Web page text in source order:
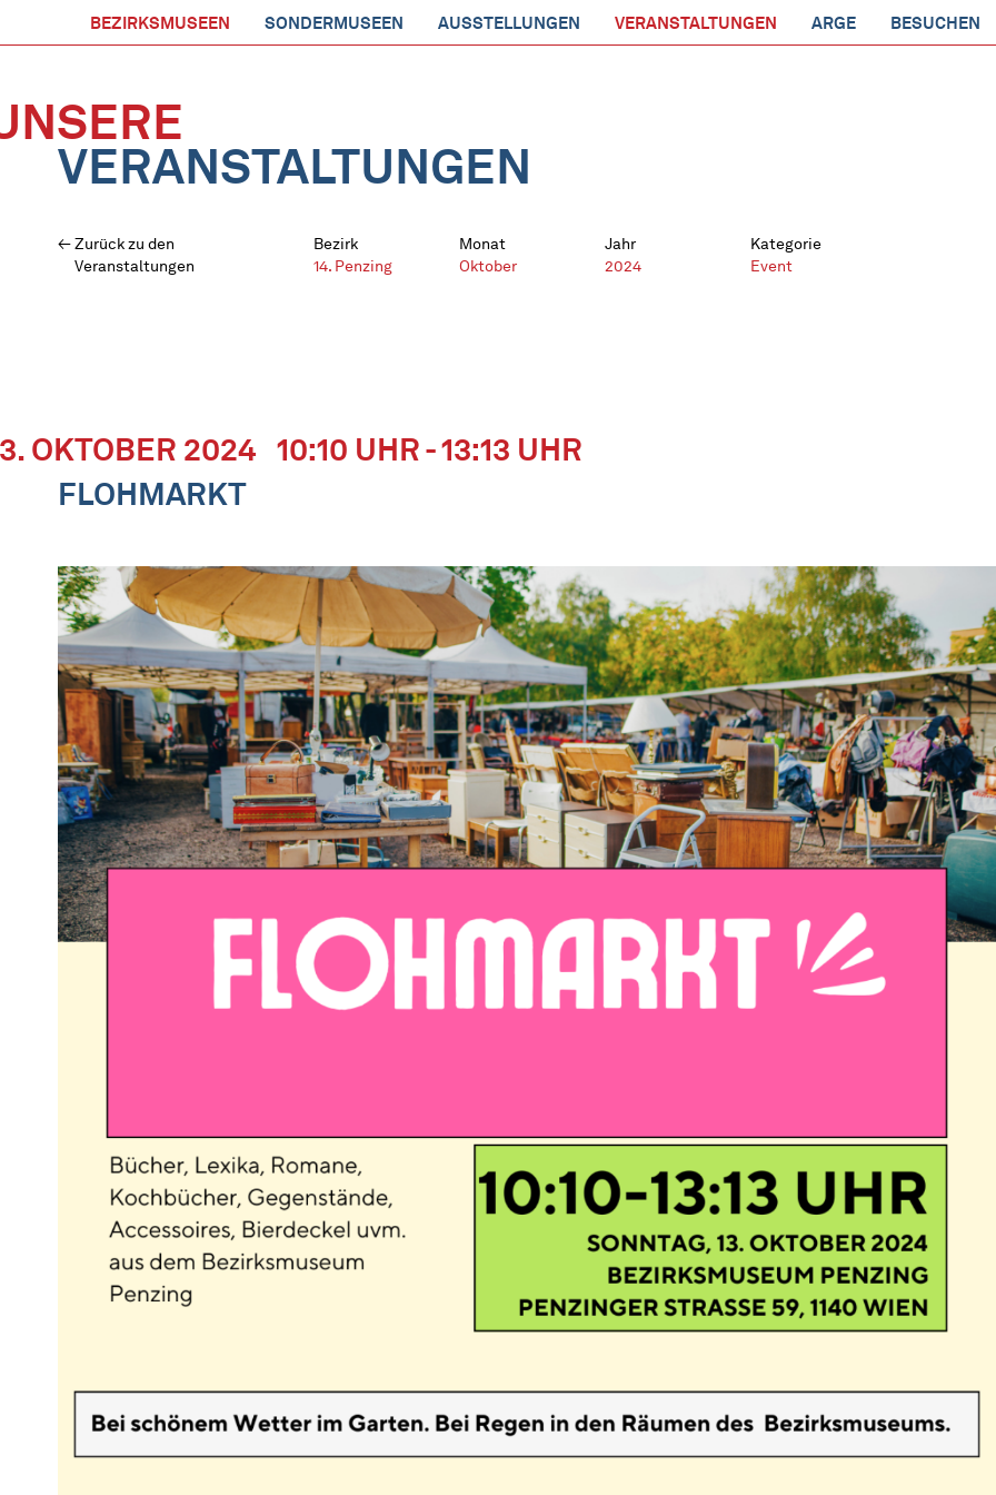
BEZIRKSMUSEEN SONDERMUSEEN AUSSTELLUNGEN VERANSTALTUNGEN ARGE BESUCHEN
VERANSTALTUNGEN
Zurück zu den
Veranstaltungen
Bezirk
14. Penzing
Monat
Oktober
Jahr
2024
Kategorie
Event
OKTOBER 2024 10:10 UHR - 13:13 UHR
FLOHMARKT